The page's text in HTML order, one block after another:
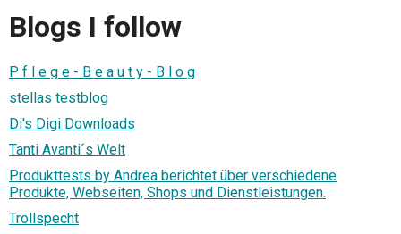
Blogs I follow
P f l e g e - B e a u t y - B l o g
stellas testblog
Di's Digi Downloads
Tanti Avanti´s Welt
Produkttests by Andrea berichtet über verschiedene
Produkte, Webseiten, Shops und Dienstleistungen.
Trollspecht